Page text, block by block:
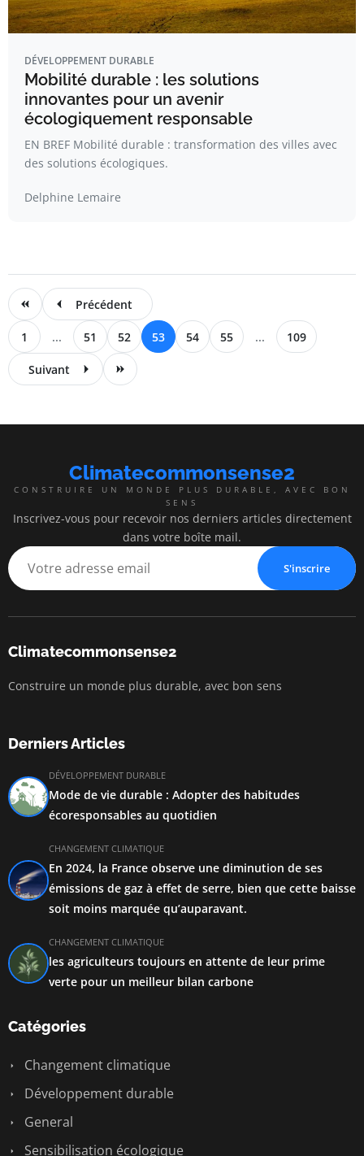
DÉVELOPPEMENT DURABLE
Mobilité durable : les solutions
innovantes pour un avenir
écologiquement responsable
EN BREF Mobilité durable : transformation des villes avec
des solutions écologiques.
Delphine Lemaire
Précédent
1 ... 51 52 53 54 55 ... 109
Suivant
Climatecommonsense2
CONSTRUIRE UN MONDE PLUS DURABLE, AVEC BON
SENS
Inscrivez-vous pour recevoir nos derniers articles directement
dans votre boîte mail.
S'inscrire
Climatecommonsense2
Construire un monde plus durable, avec bon sens
Derniers Articles
DÉVELOPPEMENT DURABLE
Mode de vie durable : Adopter des habitudes
écoresponsables au quotidien
CHANGEMENT CLIMATIQUE
En 2024, la France observe une diminution de ses
émissions de gaz à effet de serre, bien que cette baisse
soit moins marquée qu’auparavant.
CHANGEMENT CLIMATIQUE
les agriculteurs toujours en attente de leur prime
verte pour un meilleur bilan carbone
Catégories
Changement climatique
Développement durable
General
Sensibilisation écologique